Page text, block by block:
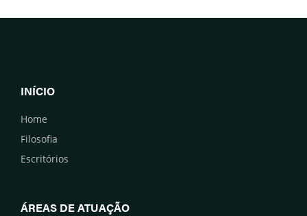
INÍCIO
Home
Filosofia
Escritórios
ÁREAS DE ATUAÇÃO